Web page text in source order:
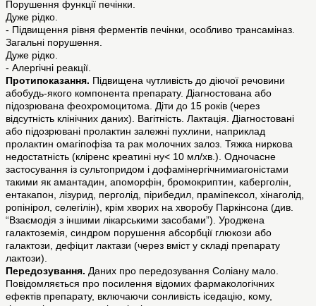
Порушення функції печінки.
Дуже рідко.
- Підвищення рівня ферментів печінки, особливо трансаміназ.
Загальні порушення.
Дуже рідко.
- Алергічні реакції.
Протипоказання. Підвищена чутливість до діючої речовини
абобудь-якого компонента препарату. Діагностована або
підозрювана феохромоцитома. Діти до 15 років (через
відсутність клінічних даних). Вагітність. Лактація. Діагностовані
або підозрювані пролактин залежні пухлини, наприклад
пролактин омагіпофіза та рак молочних залоз. Тяжка ниркова
недостатність (кліренс креатині ну< 10 мл/хв.). Одночасне
застосування із сультопридом і дофамінергічнимиагоністами
такими як амантадин, апоморфін, бромокриптин, каберголін,
ентакапон, лізурид, перголід, пірибедил, праміпексол, хінаголід,
ропінірол, селегілін), крім хворих на хворобу Паркінсона (див.
“Взаємодія з іншими лікарськими засобами”). Уроджена
галактоземія, синдром порушення абсорбції глюкози або
галактози, дефіцит лактази (через вміст у складі препарату
лактози).
Передозування. Даних про передозування Соліану мало.
Повідомляється про посилення відомих фармакологічних
ефектів препарату, включаючи сонливість іседацію, кому,